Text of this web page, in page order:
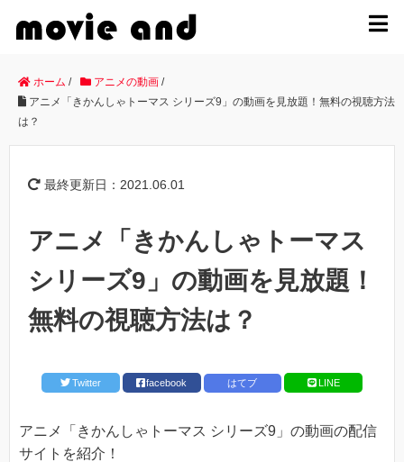
ホーム / アニメの動画 /
アニメ「きかんしゃトーマス シリーズ9」の動画を見放題！無料の視聴方法
は？
最終更新日：2021.06.01
アニメ「きかんしゃトーマス
シリーズ9」の動画を見放題！
無料の視聴方法は？
Twitter facebook はてブ LINE
アニメ「きかんしゃトーマス シリーズ9」の動画の配信
サイトを紹介！